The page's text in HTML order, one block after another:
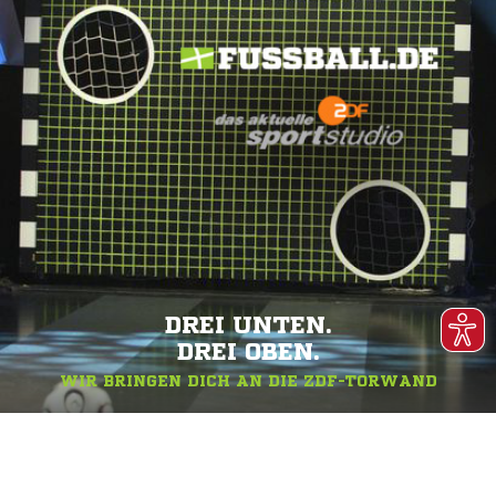
DREI UNTEN.
DREI OBEN.
WIR BRINGEN DICH AN DIE ZDF-TORWAND